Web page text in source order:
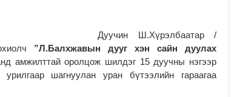
Дуучин Ш.Хүрэлбаатар /
”Л.Балхжавын дууг хэн сайн дуулах
амжилттай оролцож шилдэг 15 дуучны нэгээр
шагнуулан уран бүтээлийн гараагаа